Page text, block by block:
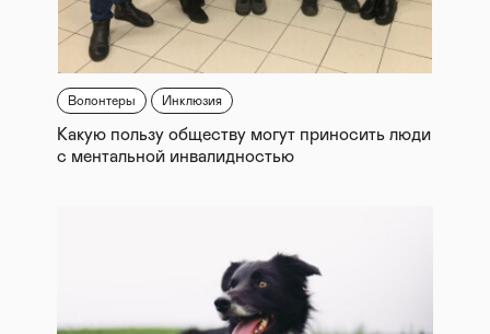
Волонтеры Инклюзия
Какую пользу обществу могут приносить люди
с ментальной инвалидностью